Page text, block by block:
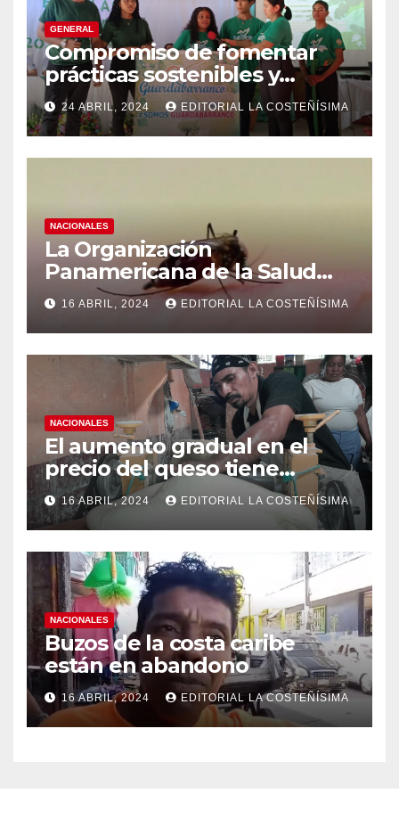
GENERAL
Compromiso de fomentar
prácticas sostenibles y
conciencia ecológica en las
instituciones educativas
24 ABRIL, 2024 EDITORIAL LA COSTEÑÍSIMA
NACIONALES
La Organización
Panamericana de la Salud
(OPS), recomienda reforzar
medidas ante el aumento de
casos de dengue
16 ABRIL, 2024 EDITORIAL LA COSTEÑÍSIMA
NACIONALES
El aumento gradual en el
precio del queso tiene
efectos a las Panaderias
16 ABRIL, 2024 EDITORIAL LA COSTEÑÍSIMA
NACIONALES
Buzos de la costa caribe
están en abandono
16 ABRIL, 2024 EDITORIAL LA COSTEÑÍSIMA